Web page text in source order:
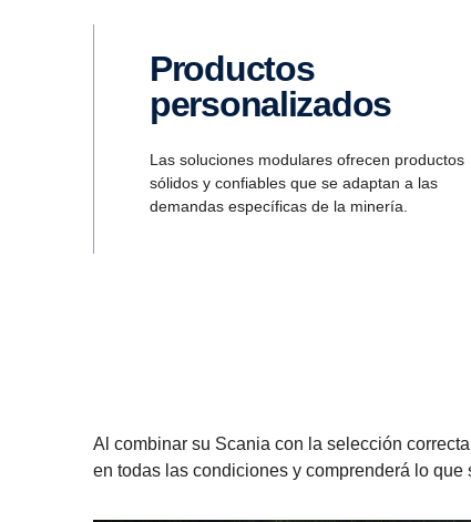
Productos
personalizados
Las soluciones modulares ofrecen productos
sólidos y confiables que se adaptan a las
demandas específicas de la minería.
Al combinar su Scania con la selección
en todas las condiciones y comprenderá lo